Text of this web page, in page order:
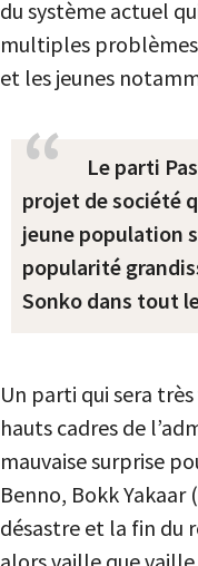
du système actuel
multiples
et les jeunes
Le parti
projet de société
jeune population
popularité
Sonko dans tout
Un parti qui sera
hauts cadres de
mauvaise surprise
Benno, Bokk Yakaar
désastre et la fin du